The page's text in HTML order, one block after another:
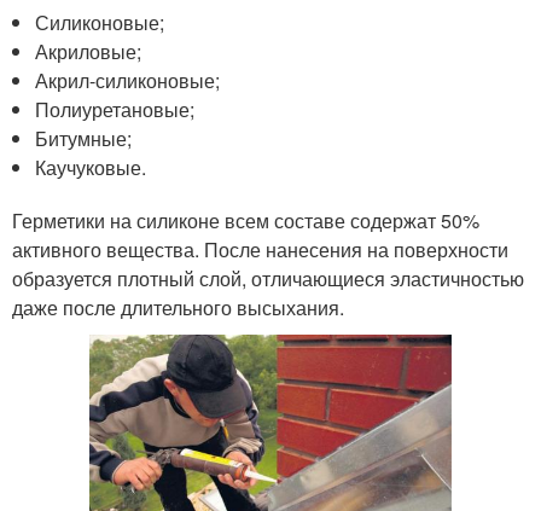
Силиконовые;
Акриловые;
Акрил-силиконовые;
Полиуретановые;
Битумные;
Каучуковые.
Герметики на силиконе всем составе содержат 50%
активного вещества. После нанесения на поверхности
образуется плотный слой, отличающиеся эластичностью
даже после длительного высыхания.